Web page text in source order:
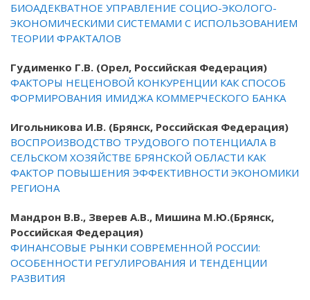
БИОАДЕКВАТНОЕ УПРАВЛЕНИЕ СОЦИО-ЭКОЛОГО-
ЭКОНОМИЧЕСКИМИ СИСТЕМАМИ С ИСПОЛЬЗОВАНИЕМ
ТЕОРИИ ФРАКТАЛОВ
Гудименко Г.В. (Орел, Российская Федерация)
ФАКТОРЫ НЕЦЕНОВОЙ КОНКУРЕНЦИИ КАК СПОСОБ
ФОРМИРОВАНИЯ ИМИДЖА КОММЕРЧЕСКОГО БАНКА
Игольникова И.В. (Брянск, Российская Федерация)
ВОСПРОИЗВОДСТВО ТРУДОВОГО ПОТЕНЦИАЛА В
СЕЛЬСКОМ ХОЗЯЙСТВЕ БРЯНСКОЙ ОБЛАСТИ КАК
ФАКТОР ПОВЫШЕНИЯ ЭФФЕКТИВНОСТИ ЭКОНОМИКИ
РЕГИОНА
Мандрон В.В., Зверев А.В., Мишина М.Ю.(Брянск,
Российская Федерация)
ФИНАНСОВЫЕ РЫНКИ СОВРЕМЕННОЙ РОССИИ:
ОСОБЕННОСТИ РЕГУЛИРОВАНИЯ И ТЕНДЕНЦИИ
РАЗВИТИЯ